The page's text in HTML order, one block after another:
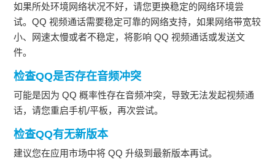
如果所处环境网络状况不好，请您更换稳定的网络环境尝
试。QQ 视频通话需要稳定可靠的网络支持，如果网络带宽较
小、网速太慢或者不稳定，将影响 QQ 视频通话或发送文
件。
检查QQ是否存在音频冲突
可能是因为 QQ 概率性存在音频冲突，导致无法发起视频通
话，请您重启手机/平板，再次尝试。
检查QQ有无新版本
建议您在应用市场中将 QQ 升级到最新版本再试。